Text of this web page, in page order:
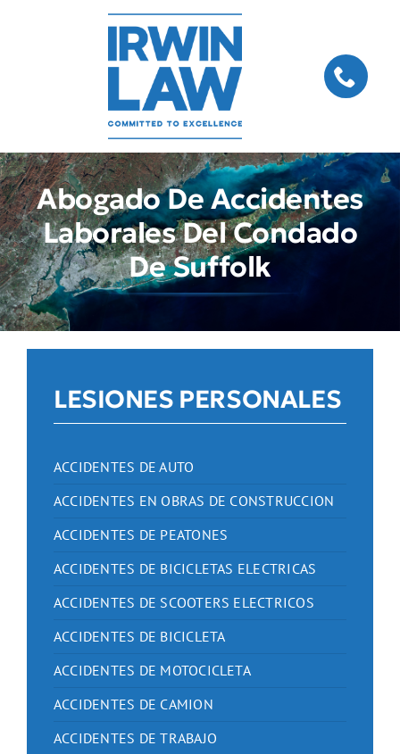
Abogado De Accidentes
Laborales Del Condado
De Suffolk
LESIONES PERSONALES
ACCIDENTES DE AUTO
ACCIDENTES EN OBRAS DE CONSTRUCCION
ACCIDENTES DE PEATONES
ACCIDENTES DE BICICLETAS ELECTRICAS
ACCIDENTES DE SCOOTERS ELECTRICOS
ACCIDENTES DE BICICLETA
ACCIDENTES DE MOTOCICLETA
ACCIDENTES DE CAMION
ACCIDENTES DE TRABAJO